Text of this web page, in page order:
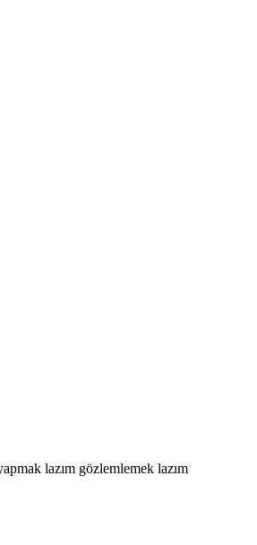
lazım gözlemlemek lazım